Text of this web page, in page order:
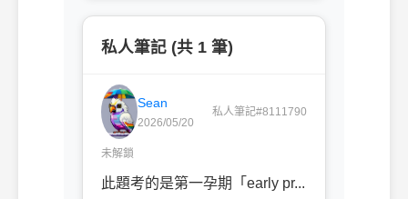
私人筆記 (共 1 筆)
Sean
2026/05/20
私人筆記#8111790
未解鎖
此題考的是第一孕期「early pr...